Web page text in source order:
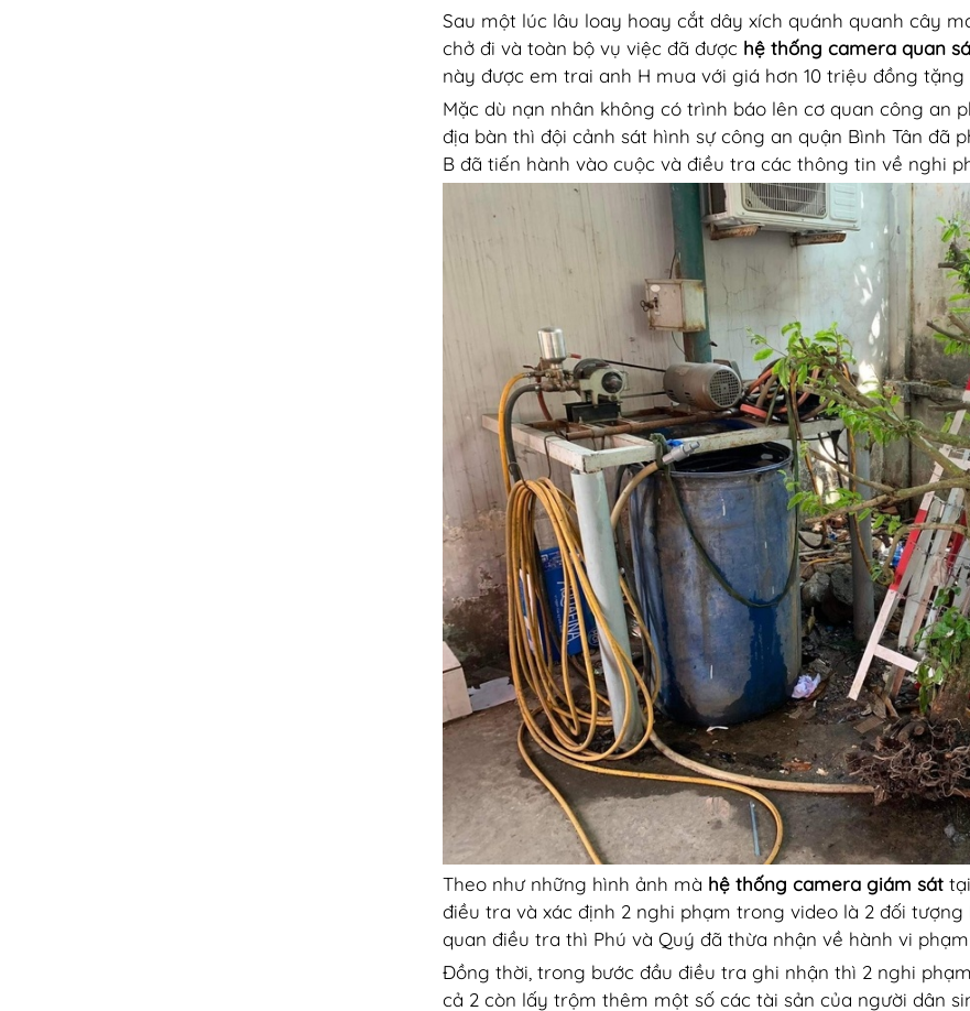
Sau một lúc lâu loay hoay cắt dây xích quánh quanh cây
chở đi và toàn bộ vụ việc đã được hệ thống camera quan
này được em trai anh H mua với giá hơn 10 triệu đồng
Mặc dù nạn nhân không có trình báo lên cơ quan công an
địa bàn thì đội cảnh sát hình sự công an quận Bình Tân đã
B đã tiến hành vào cuộc và điều tra các thông tin về nghi
Theo như những hình ảnh mà hệ thống camera giám sát
điều tra và xác định 2 nghi phạm trong video là 2 đối
quan điều tra thì Phú và Quý đã thừa nhận về hành vi
Đồng thời, trong bước đầu điều tra ghi nhận thì 2 nghi
cả 2 còn lấy trộm thêm một số các tài sản của người dân